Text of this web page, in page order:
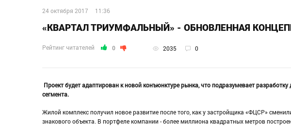
24 октября 2017 11:36
«КВАРТАЛ ТРИУМФАЛЬНЫЙ» - ОБНОВЛЕННАЯ
Рейтинг читателей 0 2035 0
Проект будет адаптирован к новой конъюнктуре рынка, что подразумевает
сегмента.
Жилой комплекс получил новое развитие после того, как у застройщика «ФЦСР»
знакового объекта. В портфеле компании - более миллиона квадратных метров